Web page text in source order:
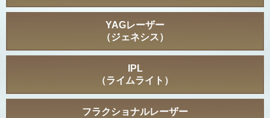
YAGレーザー
（ジェネシス）
IPL
（ライムライト）
フラクショナルレーザー